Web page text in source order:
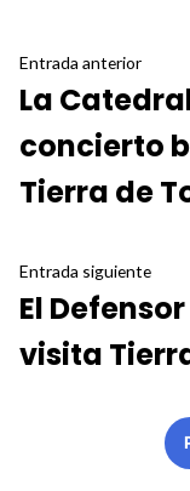
de
Entrada anterior
La
concierto
Tierra de
Entrada siguiente
El
visita